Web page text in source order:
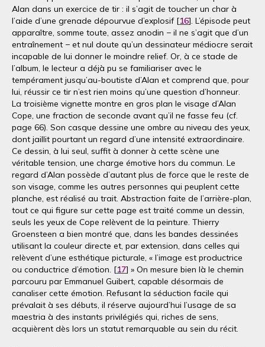
Alan dans un exercice de tir : il s’agit de toucher un char à
l’aide d’une grenade dépourvue d’explosif [16]. L’épisode peut
apparaître, somme toute, assez anodin − il ne s’agit que d’un
entraînement − et nul doute qu’un dessinateur médiocre serait
incapable de lui donner le moindre relief. Or, à ce stade de
l’album, le lecteur a déjà pu se familiariser avec le
tempérament jusqu’au-boutiste d’Alan et comprend que, pour
lui, réussir ce tir n’est rien moins qu’une question d’honneur.
La troisième vignette montre en gros plan le visage d’Alan
Cope, une fraction de seconde avant qu’il ne fasse feu (cf.
page 66). Son casque dessine une ombre au niveau des yeux,
dont jaillit pourtant un regard d’une intensité extraordinaire.
Ce dessin, à lui seul, suffit à donner à cette scène une
véritable tension, une charge émotive hors du commun. Le
regard d’Alan possède d’autant plus de force que le reste de
son visage, comme les autres personnes qui peuplent cette
planche, est réalisé au trait. Abstraction faite de l’arrière-plan,
tout ce qui figure sur cette page est traité comme un dessin,
seuls les yeux de Cope relèvent de la peinture. Thierry
Groensteen a bien montré que, dans les bandes dessinées
utilisant la couleur directe et, par extension, dans celles qui
relèvent d’une esthétique picturale, « l’image est productrice
ou conductrice d’émotion. [17] » On mesure bien là le chemin
parcouru par Emmanuel Guibert, capable désormais de
canaliser cette émotion. Refusant la séduction facile qui
prévalait à ses débuts, il réserve aujourd’hui l’usage de sa
maestria à des instants privilégiés qui, riches de sens,
acquièrent dès lors un statut remarquable au sein du récit.